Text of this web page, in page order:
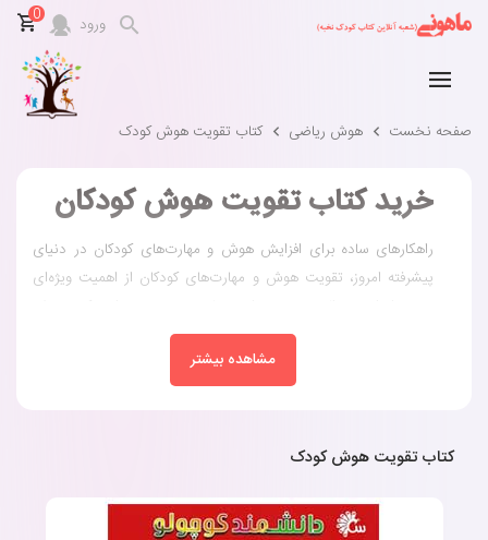
ورود 0
صفحه نخست هوش ریاضی کتاب تقویت هوش کودک
خرید کتاب تقویت هوش کودکان
راهکارهای ساده برای افزایش هوش و مهارت‌های کودکان در دنیای
پیشرفته امروز، تقویت هوش و مهارت‌های کودکان از اهمیت ویژه‌ای
ذهن و استعدادهای کودکان، پایه‌گذار موفقیت‌های آینده آنان است و
کدام پدر مادری است که موفقیت فرزندش را نخواهد و او را در یک
موقعیت عالی تصور نکند. یکی از موثرترین راهکارها برای افزایش
هوش کودکان با داشتن تمرینات متنوع، توانایی‌های شناختی، تفکر
کتاب هوش و خلاقیت کودکان
مشاهده بیشتر
کتاب تقویت هوش کودک